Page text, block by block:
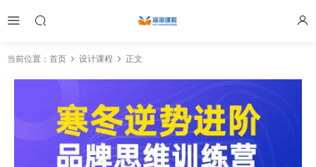
当前位置： 首页 设计课程 正文